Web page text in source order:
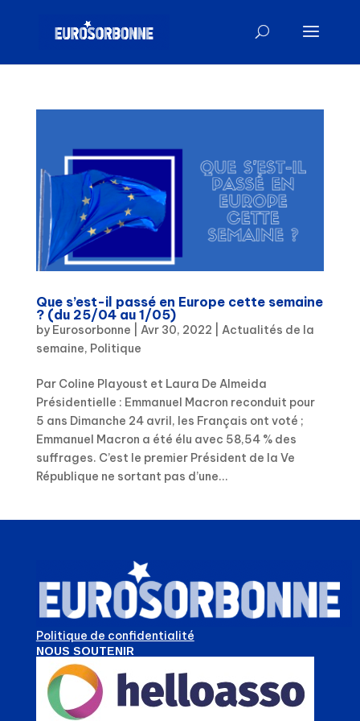
Que s’est-il passé en Europe cette semaine
? (du 25/04 au 1/05)
by Eurosorbonne Avr 30, 2022
Actualités de la
semaine, Politique
Par Coline Playoust et Laura De Almeida
Présidentielle : Emmanuel Macron reconduit pour
5 ans Dimanche 24 avril, les Français ont voté ;
Emmanuel Macron a été élu avec 58,54 % des
suffrages. C’est le premier Président de la Ve
République ne sortant pas d’une...
Politique de confidentialité
NOUS SOUTENIR